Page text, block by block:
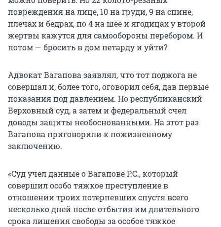
повреждения на лице, 10 на груди, 9 на спине,
плечах и бедрах, по 4 на шее и ягодицах у второй
жертвы кажутся для самообороны перебором. И
потом — бросить в дом петарду и уйти?
Адвокат Вагапова заявлял, что тот поджога не
совершал и, более того, оговорил себя, дав первые
показания под давлением. Но республиканский
Верховный суд, а затем и федеральный счел
доводы защиты необоснованными. На этот раз
Вагапова приговорили к пожизненному
заключению.
«Суд учел данные о Вагапове Р.С., который
совершил особо тяжкое преступление в
отношении троих потерпевших спустя всего
несколько дней после отбытия им длительного
срока лишения свободы за особое тяжкое